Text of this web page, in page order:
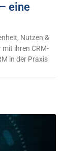
eine
Nutzen &
mit ihren CRM-
in der Praxis